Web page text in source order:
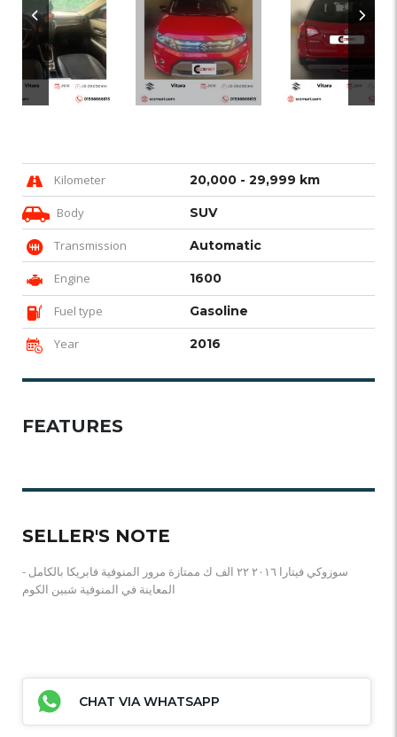
Kilometer 20,000 - 29,999 km
Body SUV
Transmission Automatic
Engine 1600
Fuel type Gasoline
Year 2016
FEATURES
SELLER'S NOTE
سوزوكي فيتارا ٢٠١٦ ٢٢ الف ك ممتازة مرور المنوفية فابريكا بالكامل -
المعاينة في المنوفية شبين الكوم
CHAT VIA WHATSAPP